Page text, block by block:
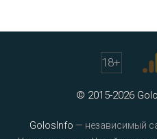
18+
© 2015-2026
GolosInfo — независимый